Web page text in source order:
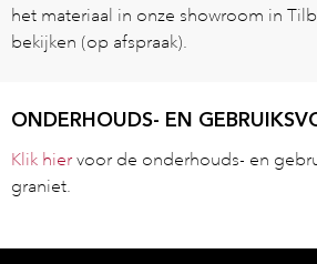
het materiaal in onze showroom in
bekijken (op afspraak).
ONDERHOUDS- EN
Klik hiervoor de onderhouds- en
graniet.